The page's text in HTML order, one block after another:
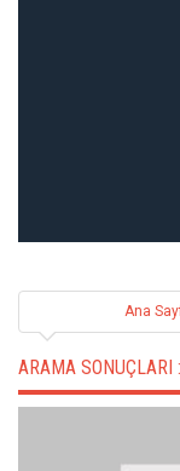
Ana
ARAMA SONUÇLARI :